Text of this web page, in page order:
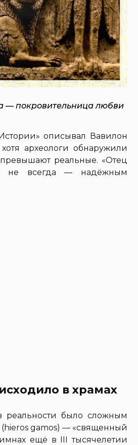
— покровительница любви
описывал Вавилон
археологи обнаружили
реальные. «Отец
не всегда — надёжным
в храмах
реальности было сложным
gamos) — «священный
ещё в III тысячелетии